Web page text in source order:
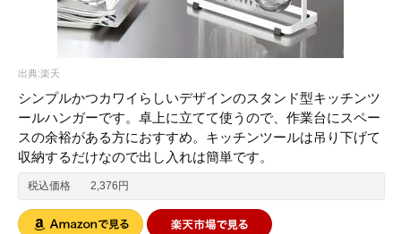
出典:楽天
シンプルかつカワイらしいデザインのスタンド型キッチンツ
ールハンガーです。卓上に立てて使うので、作業台にスペー
スの余裕がある方におすすめ。キッチンツールは吊り下げて
収納するだけなので出し入れは簡単です。
税込価格 2,376円